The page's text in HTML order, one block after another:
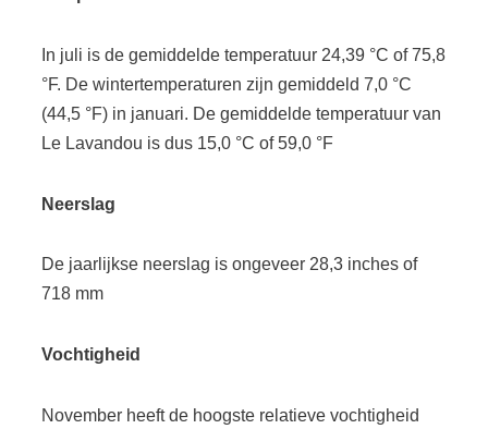
In juli is de gemiddelde temperatuur 24,39 °C of 75,8
°F. De wintertemperaturen zijn gemiddeld 7,0 °C
(44,5 °F) in januari. De gemiddelde temperatuur van
Le Lavandou is dus 15,0 °C of 59,0 °F
Neerslag
De jaarlijkse neerslag is ongeveer 28,3 inches of
718 mm
Vochtigheid
November heeft de hoogste relatieve vochtigheid